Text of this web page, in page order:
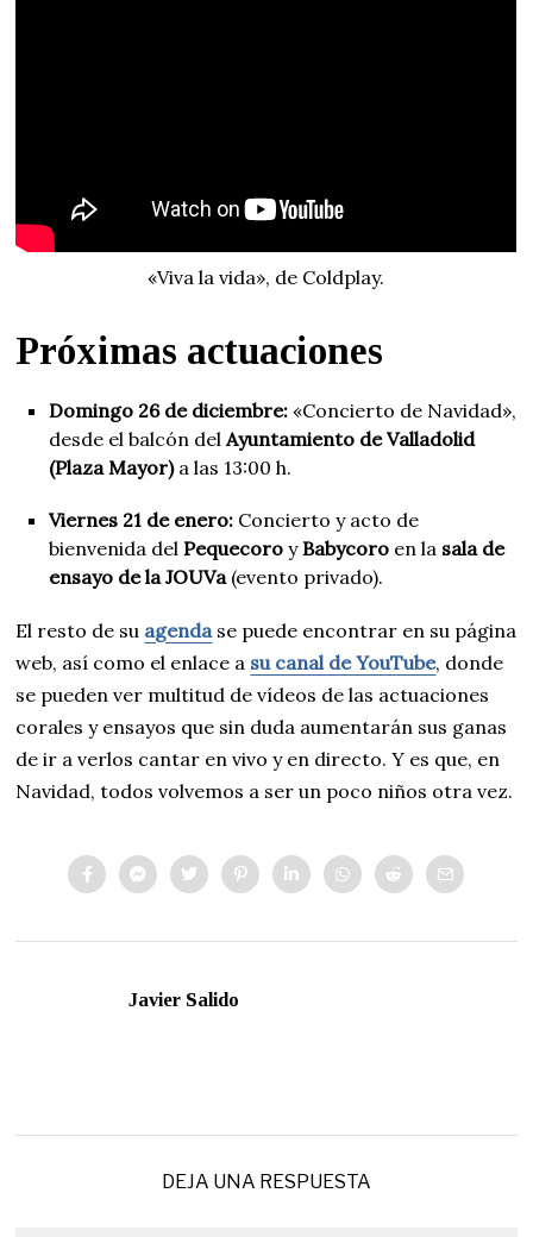
«Viva la vida», de Coldplay.
Próximas actuaciones
Domingo 26 de diciembre:«Concierto de Navidad»,
desde el balcón delAyuntamiento de Valladolid
(Plaza Mayor)a las 13:00 h.
Viernes 21 de enero: Concierto y acto de
bienvenida delPequecoro yBabycoro en la sala de
ensayo de la JOUVa(evento privado).
El resto de su agendase puede encontrar en su página
web, así como el enlace a su canal de YouTube, donde
se pueden ver multitud de vídeos de las actuaciones
corales y ensayos que sin duda aumentarán sus ganas
de ir a verlos cantar en vivo y en directo. Y es que, en
Navidad, todos volvemos a ser un poco niños otra vez.
Javier Salido
DEJA UNA RESPUESTA